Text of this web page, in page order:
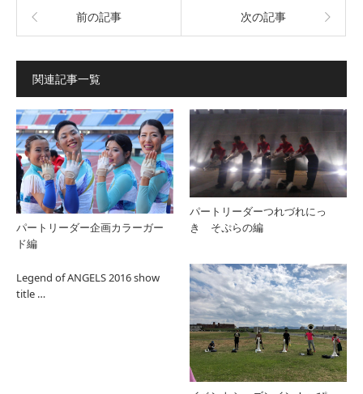
前の記事 次の記事
関連記事一覧
パートリーダー企画カラーガー
ド編
パートリーダーつれづれにっ
き そぷらの編
Legend of ANGELS 2016 show
title …